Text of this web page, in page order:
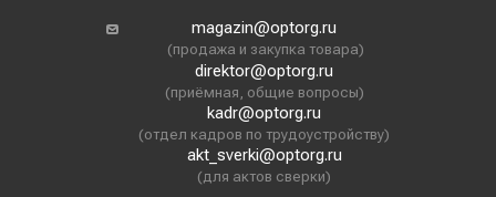
magazin@optorg.ru
(продажа и закупка товара)
direktor@optorg.ru
(приёмная, общие вопросы)
kadr@optorg.ru
(отдел кадров по трудоустройству)
akt_sverki@optorg.ru
(для актов сверки)